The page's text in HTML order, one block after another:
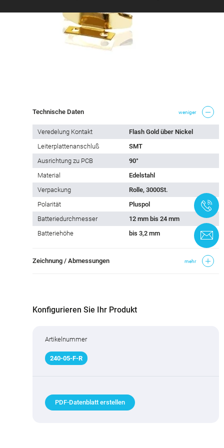
Technische Daten weniger
Veredelung Kontakt
Flash Gold über Nickel
Leiterplattenanschluß
SMT
Ausrichtung zu PCB
90°
Material
Edelstahl
Verpackung
Rolle, 3000St.
Polarität
Pluspol
Batteriedurchmesser
12 mm bis 24 mm
Batteriehöhe
bis 3,2 mm
Zeichnung / Abmessungen mehr
Konfigurieren Sie Ihr Produkt
Artikelnummer
240-05-F-R
PDF-Datenblatt erstellen